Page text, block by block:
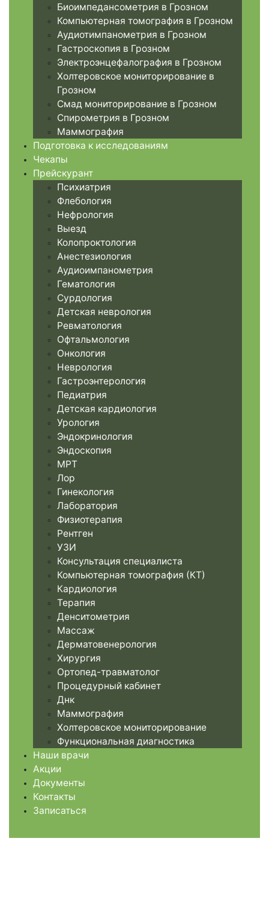
Биоимпедансометрия в Грозном
Компьютерная томография в Грозном
Аудиотимпанометрия в Грозном
Гастроскопия в Грозном
Электроэнцефалография в Грозном
Холтеровское мониторирование в
Грозном
Смад мониторирование в Грозном
Спирометрия в Грозном
Маммография
Подготовка к исследованиям
Чекапы
Прейскурант
Психиатрия
Флебология
Нефрология
Выезд
Колопроктология
Анестезиология
Аудиоимпанометрия
Гематология
Сурдология
Детская неврология
Ревматология
Офтальмология
Онкология
Неврология
Гастроэнтерология
Педиатрия
Детская кардиология
Урология
Эндокринология
Эндоскопия
МРТ
Лор
Гинекология
Лаборатория
Физиотерапия
Рентген
УЗИ
Консультация специалиста
Компьютерная томография (КТ)
Кардиология
Терапия
Денситометрия
Массаж
Дерматовенерология
Хирургия
Ортопед-травматолог
Процедурный кабинет
Днк
Маммография
Холтеровское мониторирование
Функциональная диагностика
Наши врачи
Акции
Документы
Контакты
Записаться